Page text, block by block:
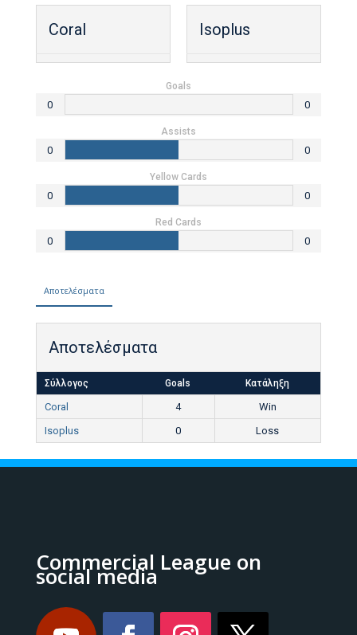
Coral Isoplus
Goals
0 0
Assists
0 0
Yellow Cards
0 0
Red Cards
0 0
Αποτελέσματα
Αποτελέσματα
Σύλλογος Goals Κατάληξη
Coral 4
Win
Isoplus
0 Loss
Commercial League on
social media